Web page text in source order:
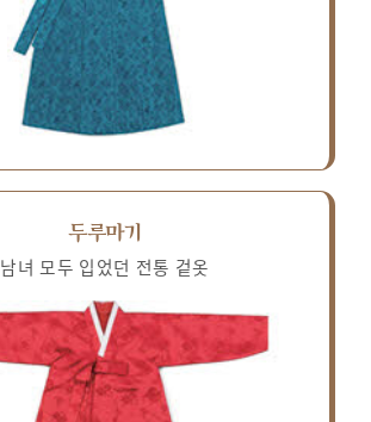
두루마기
남녀 모두 입었던 전통 겉옷